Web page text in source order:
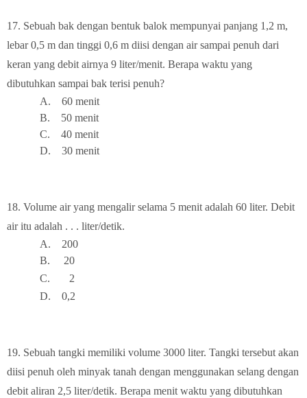
17. Sebuah bak dengan bentuk balok mempunyai panjang 1,2 m,
lebar 0,5 m dan tinggi 0,6 m diisi dengan air sampai penuh dari
keran yang debit airnya 9 liter/menit. Berapa waktu yang
dibutuhkan sampai bak terisi penuh?
A. 60 menit
B. 50 menit
C.
40 menit
D. 30 menit
18. Volume air yang mengalir selama 5 menit adalah 60 liter. Debit
air itu adalah . . . liter/detik.
A. 200
B. 20
C.
2
D.
0,2
19. Sebuah tangki memiliki volume 3000 liter. Tangki tersebut akan
diisi penuh oleh minyak tanah dengan menggunakan selang dengan
debit aliran 2,5 liter/detik. Berapa menit waktu yang dibutuhkan